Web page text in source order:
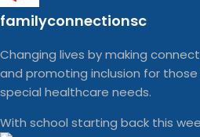
familyconnectionsc
Changing lives by making
and promoting inclusion for
special healthcare needs.
With school starting back this